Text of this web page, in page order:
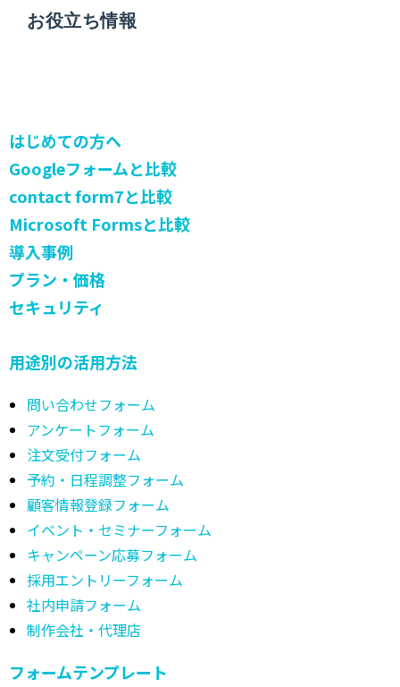
お役立ち情報
はじめての方へ
contact form7と比較
Microsoft Formsと比較
導入事例
プラン・価格
セキュリティ
用途別の活用方法
問い合わせフォーム
アンケートフォーム
注文受付フォーム
顧客情報登録フォーム